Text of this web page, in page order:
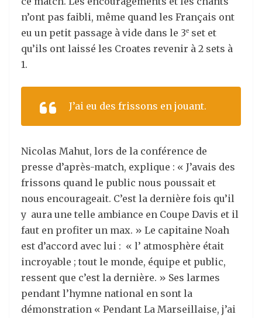
n’ont pas faibli, même quand les Français ont
eu un petit passage à vide dans le 3e set et
qu’ils ont laissé les Croates revenir à 2 sets à
1.
J’ai eu des frissons en jouant.
Nicolas Mahut, lors de la conférence de
presse d’après-match, explique : « J’avais des
frissons quand le public nous poussait et
nous encourageait. C’est la dernière fois qu’il
y aura une telle ambiance en Coupe Davis et il
faut en profiter un max. » Le capitaine Noah
est d’accord avec lui : « l’ atmosphère était
incroyable ; tout le monde, équipe et public,
ressent que c’est la dernière. » Ses larmes
pendant l’hymne national en sont la
démonstration « Pendant La Marseillaise, j’ai